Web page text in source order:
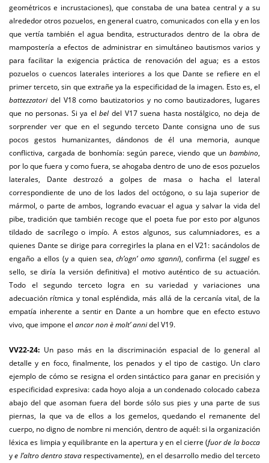
geométricos e incrustaciones), que constaba de una batea central y a su
alrededor otros pozuelos, en general cuatro, comunicados con ella y en los
que vertía también el agua bendita, estructurados dentro de la obra de
mampostería a efectos de administrar en simultáneo bautismos varios y
para facilitar la exigencia práctica de renovación del agua; es a estos
pozuelos o cuencos laterales interiores a los que Dante se refiere en el
primer terceto, sin que extrañe ya la especificidad de la imagen. Esto es, el
battezzatori del V18 como bautizatorios y no como bautizadores, lugares
que no personas. Si ya elbeldel V17 suena hasta nostálgico, no deja de
sorprender ver que en el segundo terceto Dante consigna uno de sus
pocos gestos humanizantes, dándonos de él una memoria, aunque
conflictiva, cargada de bonhomía: según parece, viendo que un bambino,
por lo que fuera y como fuera, se ahogaba dentro de uno de esos pozuelos
laterales, Dante destrozó a golpes de masa o hacha el lateral
correspondiente de uno de los lados del octógono, o su laja superior de
mármol, o parte de ambos, logrando evacuar el agua y salvar la vida del
pibe, tradición que también recoge que el poeta fue por esto por algunos
tildado de sacrílego o impío. A estos algunos, sus calumniadores, es a
quienes Dante se dirige para corregirles la plana en el V21: sacándolos de
engaño a ellos (y a quien sea,ch’ogn’ omo sganni), confirma (elsuggeles
sello, se diría la versión definitiva) el motivo auténtico de su actuación.
Todo el segundo terceto logra en su variedad y variaciones una
adecuación rítmica y tonal espléndida, más allá de la cercanía vital, de la
empatía inherente a sentir en Dante a un hombre que en efecto estuvo
vivo, que impone el ancor non è molt’ annidel V19.
VV22-24: Un paso más en la discriminación espacial de lo general al
detalle y en foco, finalmente, los penados y el tipo de castigo. Un claro
ejemplo de cómo se resigna el orden sintáctico para ganar en precisión y
especificidad expresiva: cada hoyo aloja a un condenado colocado cabeza
abajo del que asoman fuera del borde sólo sus pies y una parte de sus
piernas, la que va de ellos a los gemelos, quedando el remanente del
cuerpo, no digno de nombre ni mención, dentro de aquél: si la organización
léxica es limpia y equilibrante en la apertura y en el cierre (fuor de la bocca
ye l’altro dentro stava respectivamente), en el desarrollo medio del terceto